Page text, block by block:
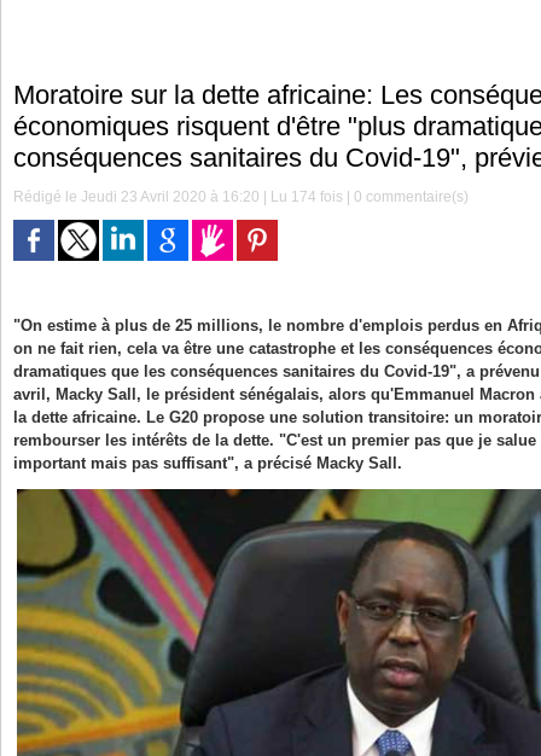
Moratoire sur la dette africaine: Les
économiques risquent d'être "plus
conséquences sanitaires du Covid-19",
Rédigé le Jeudi 23 Avril 2020 à 16:20 | Lu 174 fois |0 commentaire(s)
"On estime à plus de 25 millions, le nombre d'emplois perdus en
on ne fait rien, cela va être une catastrophe et les conséquences
dramatiques que les conséquences sanitaires du Covid-19", a
avril, Macky Sall, le président sénégalais, alors qu'Emmanuel
la dette africaine. Le G20 propose une solution transitoire: un
rembourser les intérêts de la dette. "C'est un premier pas que je
important mais pas suffisant", a précisé Macky Sall.